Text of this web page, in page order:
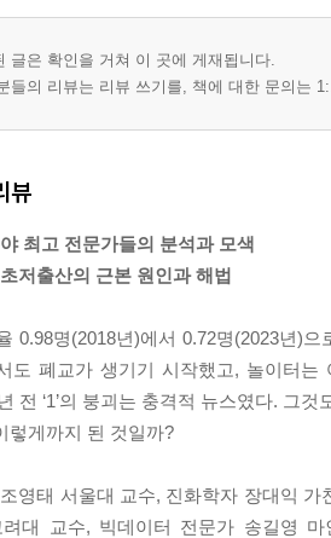
글은 확인을 거쳐 이 곳에 게재됩니다.
들의 리뷰는 리뷰 쓰기를, 책에 대한 문의는
뷰
최고 전문가들의 분석과 모색
저출산의 근본 원인과 해법
0.98명(2018년)에서 0.72명(2023년)
도 폐교가 생기기 시작했고, 놀이터
전 ‘1’의 붕괴는 충격적 뉴스였다. 그
렇게까지 된 것일까?
영태 서울대 교수, 진화학자 장대익
대 교수, 빅데이터 전문가 송길영